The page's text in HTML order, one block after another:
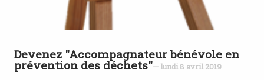
Devenez "Accompagnateur bénévole en
prévention des déchets"— lundi 8 avril 2019